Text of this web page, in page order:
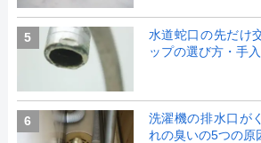
5
水道蛇口の先だけ
ップの選び方・手
6
洗濯機の排水口が
れの臭いの5つの原